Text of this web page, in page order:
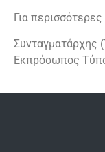
Για
Συνταγματάρχης
Εκπρόσωπος